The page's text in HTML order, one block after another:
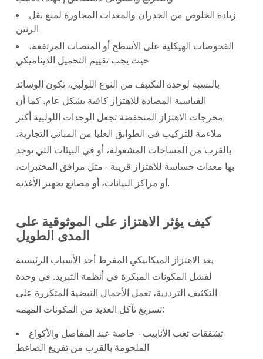
زيادة الخلوص من الجدران والمعدات المجاورة لمنع نقل
الرنين
الفحوصات الهيكلية على الأسطح أو المنصات المرتفعة،
حيث يجب تقييم التحميل الديناميكي
بالنسبة لوحدة التكثيف من النوع اللولبي، تكون الوسائد
القياسية المضادة للاهتزاز كافية بشكل عام. كما أن
مخرجات الاهتزاز المنخفضة تجعل الوحدات اللولبية أكثر
ملاءمة للتركيب في الطوابق العليا من المباني التجارية،
بالقرب من المساحات المشغولة، أو في البيئات التي توجد
بها معدات حساسة للاهتزاز قريبة - مثل مرافق المختبرات،
أو مراكز البيانات، أو مصانع تجهيز الأغذية.
كيف يؤثر الاهتزاز على الموثوقية على
المدى الطويل
يعد الاهتزاز الميكانيكي المفرط أحد الأسباب الرئيسية
لفشل المكونات المبكرة في أنظمة التبريد. في وحدة
التكثيف الترددية، تعمل الأحمال النبضية المتكررة على
تسريع تآكل العديد من المكونات المهمة:
تشققات تعب الأنابيب - خاصة عند المفاصل والأكواع
الملحومة بالقرب من تفريغ الضاغط